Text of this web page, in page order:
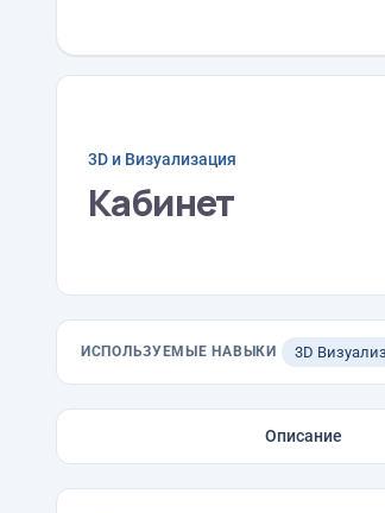
3D и Визуализация
Кабинет
ИСПОЛЬЗУЕМЫЕ НАВЫКИ 3D
Описание